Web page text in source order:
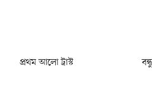
প্রথম আলো ট্রাস্ট